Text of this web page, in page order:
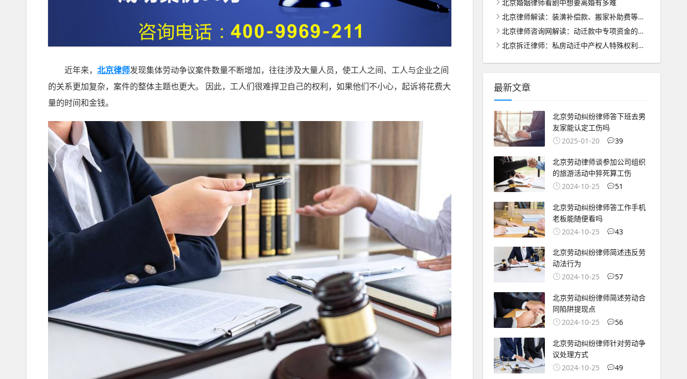
近年来， 北京律师发现集体劳动争议案件数量不断增加，往往涉及大量人员，使工人之间、工人与企业之间
的关系更加复杂，案件的整体主题也更大。 因此，工人们很难捍卫自己的权利，如果他们不小心，起诉将花费大
量的时间和金钱。
北京婚姻律师看剧中想要离婚有多难
北京律师解读：装潢补偿款、搬家补助费等的合理分配之道
北京律师咨询网解读：动迁款中专项资金的管理与使用之道
北京拆迁律师：私房动迁中产权人特殊权利的法律保护与处理
最新文章
北京劳动纠纷律师答下班去男
友家能认定工伤吗
2025-01-20
39
北京劳动律师谈参加公司组织
的旅游活动中猝死算工伤
2024-10-25
51
北京劳动纠纷律师答工作手机
老板能随便看吗
2024-10-25
43
北京劳动纠纷律师简述违反劳
动法行为
2024-10-25
57
北京劳动纠纷律师简述劳动合
同陷阱提现点
2024-10-25
56
北京劳动纠纷律师针对劳动争
议处理方式
2024-10-25
49